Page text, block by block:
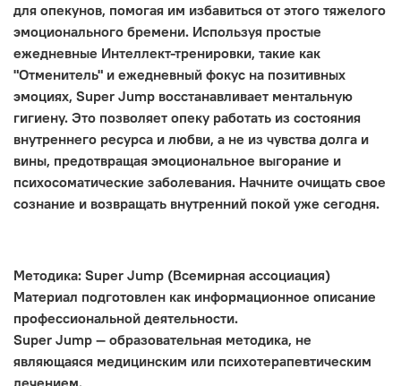
для опекунов, помогая им избавиться от этого тяжелого
эмоционального бремени. Используя простые
ежедневные Интеллект-тренировки, такие как
"Отменитель" и ежедневный фокус на позитивных
эмоциях, Super Jump восстанавливает ментальную
гигиену. Это позволяет опеку работать из состояния
внутреннего ресурса и любви, а не из чувства долга и
вины, предотвращая эмоциональное выгорание и
психосоматические заболевания. Начните очищать свое
сознание и возвращать внутренний покой уже сегодня.
Методика: Super Jump (Всемирная ассоциация)
Материал подготовлен как информационное описание
профессиональной деятельности.
Super Jump — образовательная методика, не
являющаяся медицинским или психотерапевтическим